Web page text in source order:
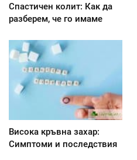
Спастичен колит: Как да
разберем, че го имаме
Висока кръвна захар:
Симптоми и последствия